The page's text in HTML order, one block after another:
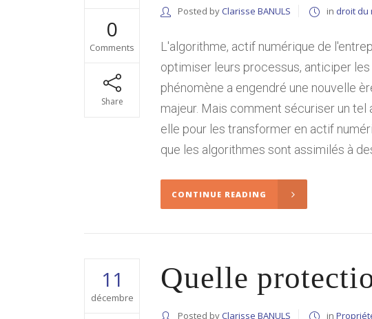
0
Comments
Share
Posted byClarisse BANULS in droit du
L'algorithme, actif numérique de
optimiser leurs processus, anticiper
phénomène a engendré une nouvelle
majeur. Mais comment sécuriser un
elle pour les transformer en actif
que les algorithmes sont assimilés à
CONTINUE READING
11
décembre
Quelle
Posted byClarisse BANULS in